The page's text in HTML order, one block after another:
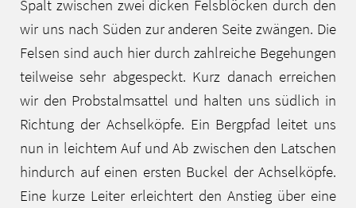
Spalt zwischen zwei dicken Felsblöcken durch den
wir uns nach Süden zur anderen Seite zwängen. Die
Felsen sind auch hier durch zahlreiche Begehungen
teilweise sehr abgespeckt. Kurz danach erreichen
wir den Probstalmsattel und halten uns südlich in
Richtung der Achselköpfe. Ein Bergpfad leitet uns
nun in leichtem Auf und Ab zwischen den Latschen
hindurch auf einen ersten Buckel der Achselköpfe.
Eine kurze Leiter erleichtert den Anstieg über eine